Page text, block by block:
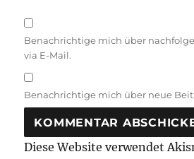
Benachrichtige mich über
via E-Mail.
Benachrichtige mich über neue
Diese Website verwendet